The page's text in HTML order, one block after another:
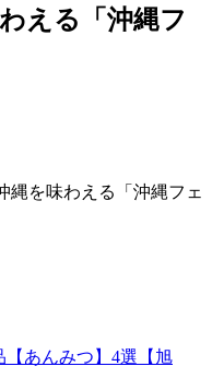
える「沖縄フ
縄を味わえる「沖縄フェ
あんみつ】4選【旭